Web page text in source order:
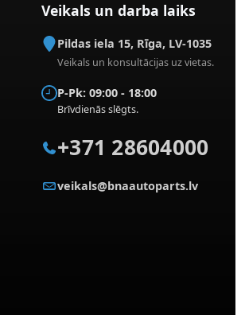
Veikals un darba laiks
Pildas iela 15, Rīga, LV-1035
Veikals un konsultācijas uz vietas.
P-Pk: 09:00 - 18:00
Brīvdienās slēgts.
+371 28604000
veikals@bnaautoparts.lv